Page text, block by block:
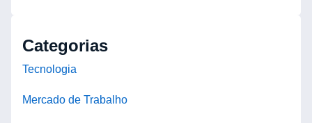
Categorias
Tecnologia
Mercado de Trabalho